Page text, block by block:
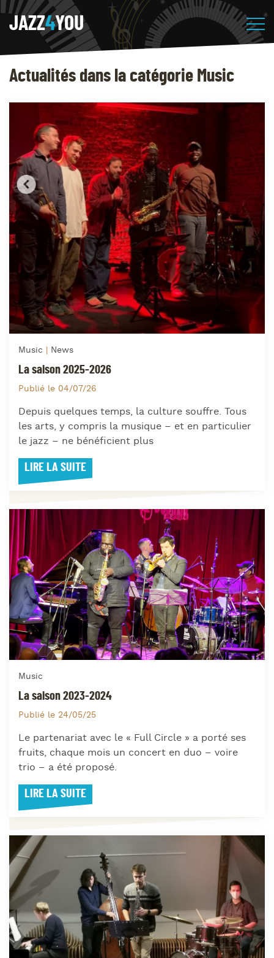
JAZZ4YOU
Actualités dans la catégorie Music
Music News
La saison 2025-2026
Publié le 04/07/26
Depuis quelques temps, la culture souffre. Tous
les arts, y compris la musique – et en particulier
le jazz – ne bénéficient plus
LIRE LA SUITE
Music
La saison 2023-2024
Publié le 24/05/25
Le partenariat avec le « Full Circle » a porté ses
fruits, chaque mois un concert en duo – voire
trio – a été proposé.
LIRE LA SUITE